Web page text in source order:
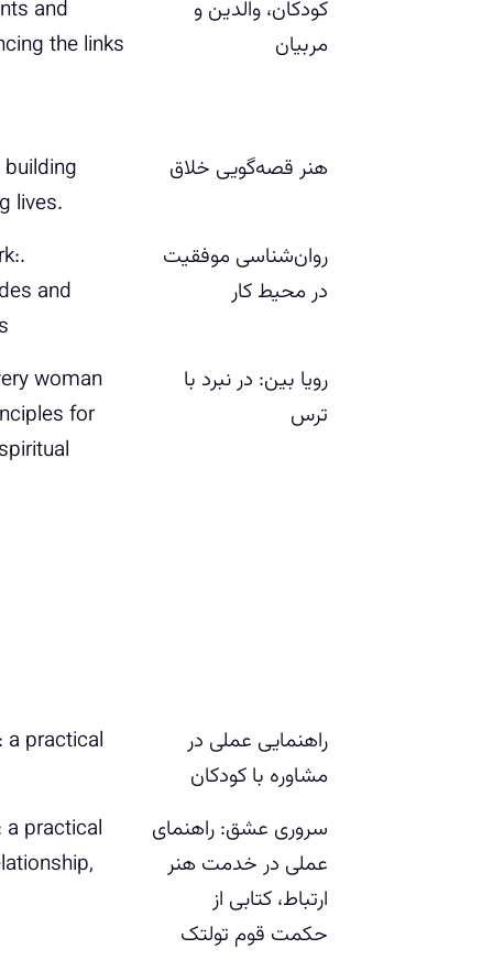
ک‍ودک‍ان‌، وال‍دی‍ن‌ و
م‍رب‍ی‍ان‌
and
the links
‏‫ه‍ن‍ر ق‍ص‍ه‌گ‍وی‍ی‌ خ‍لاق
community, changing lives‬‭‬‏.
روان‌ش‍ن‍اس‍ی‌ م‍وف‍ق‍ی‍ت‌
در م‍ح‍ی‍ط ک‍ار
and
روی‍ا ب‍ی‍ن‌: در ن‍ب‍رد ب‍ا
ت‍رس‌
woman
for
راه‍ن‍م‍ای‍ی‌ ع‍م‍ل‍ی‌ در
م‍ش‍اوره‌ ب‍ا ک‍ودک‍ان
a practical
س‍روری‌ ع‍ش‍ق‌: راه‍ن‍م‍ای‌
ع‍م‍ل‍ی‌ در خ‍دم‍ت‌ ه‍ن‍ر
ارت‍ب‍اط، ک‍ت‍اب‍ی‌ از
ح‍ک‍م‍ت‌ ق‍وم‌ ت‍ول‍ت‍ک‌
practical